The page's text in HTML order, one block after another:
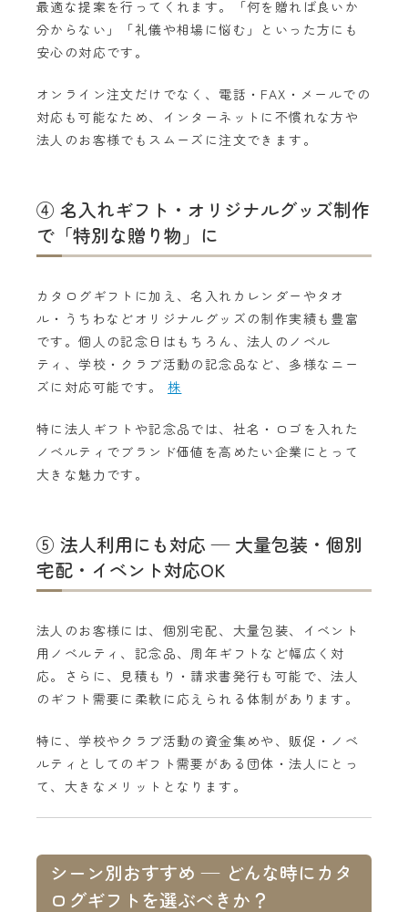
最適な提案を行ってくれます。「何を贈れば良いか
分からない」「礼儀や相場に悩む」といった方にも
安心の対応です。
オンライン注文だけでなく、電話・FAX・メールでの
対応も可能なため、インターネットに不慣れな方や
法人のお客様でもスムーズに注文できます。
④ 名入れギフト・オリジナルグッズ制作
で「特別な贈り物」に
カタログギフトに加え、名入れカレンダーやタオ
ル・うちわなどオリジナルグッズの制作実績も豊富
です。個人の記念日はもちろん、法人のノベル
ティ、学校・クラブ活動の記念品など、多様なニー
ズに対応可能です。 株
特に法人ギフトや記念品では、社名・ロゴを入れた
ノベルティでブランド価値を高めたい企業にとって
大きな魅力です。
⑤ 法人利用にも対応 — 大量包装・個別
宅配・イベント対応OK
法人のお客様には、個別宅配、大量包装、イベント
用ノベルティ、記念品、周年ギフトなど幅広く対
応。さらに、見積もり・請求書発行も可能で、法人
のギフト需要に柔軟に応えられる体制があります。
特に、学校やクラブ活動の資金集めや、販促・ノベ
ルティとしてのギフト需要がある団体・法人にとっ
て、大きなメリットとなります。
シーン別おすすめ — どんな時にカタ
ログギフトを選ぶべきか？